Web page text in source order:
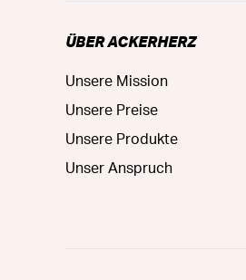
ÜBER ACKERHERZ
Unsere Mission
Unsere Preise
Unsere Produkte
Unser Anspruch